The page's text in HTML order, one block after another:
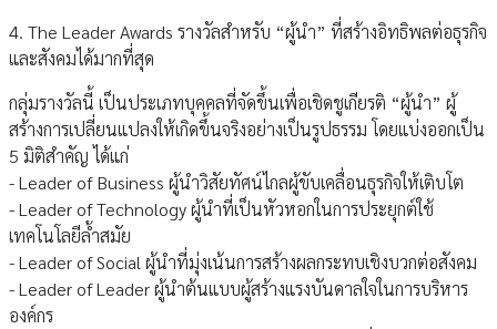
4. The Leader Awards รางวัลสำหรับ “ผู้นำ” ที่สร้างอิทธิพลต่อธุรกิจ
และสังคมได้มากที่สุด
กลุ่มรางวัลนี้ เป็นประเภทบุคคลที่จัดขึ้นเพื่อเชิดชูเกียรติ “ผู้นำ” ผู้
สร้างการเปลี่ยนแปลงให้เกิดขึ้นจริงอย่างเป็นรูปธรรม โดยแบ่งออกเป็น
5 มิติสำคัญ ได้แก่
- Leader of Business ผู้นำวิสัยทัศน์ไกลผู้ขับเคลื่อนธุรกิจให้เติบโต
- Leader of Technology ผู้นำที่เป็นหัวหอกในการประยุกต์ใช้
เทคโนโลยีล้ำสมัย
- Leader of Social ผู้นำที่มุ่งเน้นการสร้างผลกระทบเชิงบวกต่อสังคม
- Leader of Leader ผู้นำต้นแบบผู้สร้างแรงบันดาลใจในการบริหาร
องค์กร